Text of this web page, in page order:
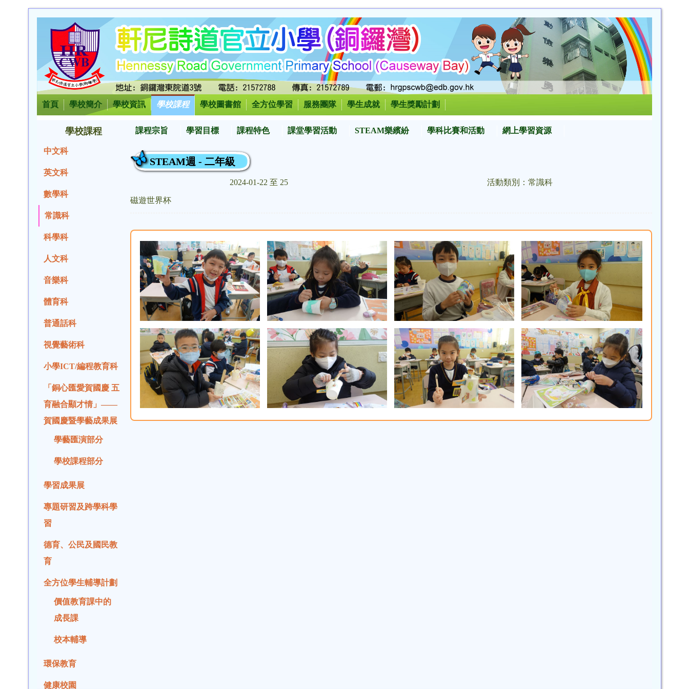
首頁 學校簡介 學校資訊 學校課程 學校圖書館 全方位學習 服務團隊 學生成就 學生獎勵計劃
學校課程
中文科
英文科
數學科
常識科
科學科
人文科
音樂科
體育科
普通話科
視覺藝術科
小學ICT/編程教育科
「銅心匯愛賀國慶 五
育融合顯才情」——
賀國慶暨學藝成果展
學藝匯演部分
學校課程部分
學習成果展
專題研習及跨學科學
習
德育、公民及國民教
育
全方位學生輔導計劃
價值教育課中的
成長課
校本輔導
環保教育
健康校園
課程宗旨 學習目標 課程特色 課堂學習活動 STEAM樂繽紛 學科比賽和活動 網上學習資源
STEAM週 - 二年級
2024-01-22 至 25 活動類別：常識科
磁遊世界杯